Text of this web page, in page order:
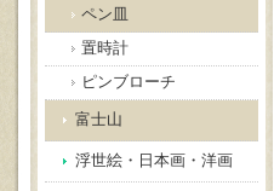
ペン皿
置時計
ピンブローチ
富士山
浮世絵・日本画・洋画